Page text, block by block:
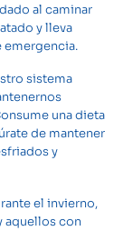
al caminar
y lleva
emergencia.
sistema
una dieta
de mantener
y
el invierno,
aquellos con